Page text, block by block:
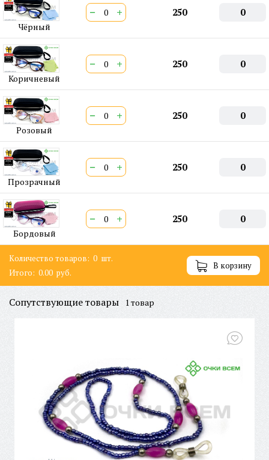
Чёрный
− + 250 0
Коричневый
− + 250 0
Розовый
− + 250 0
Прозрачный
− + 250 0
Бордовый
− + 250 0
Количество товаров: 0 шт.
Итого: 0.00 руб.
В корзину
Сопутствующие товары 1 товар